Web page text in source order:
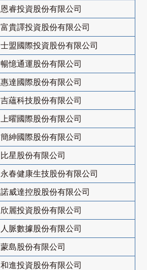
恩睿投資股份有限公司
富貴譯投資股份有限公司
士盟國際投資股份有限公司
暢憶通運股份有限公司
惠達國際股份有限公司
吉蘊科技股份有限公司
上曜國際股份有限公司
簡紳國際股份有限公司
比星股份有限公司
永春健康生技股份有限公司
諾威達控股股份有限公司
欣麗投資股份有限公司
人脈數據股份有限公司
蒙島股份有限公司
和進投資股份有限公司